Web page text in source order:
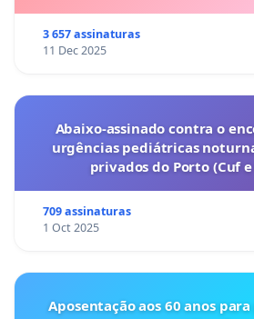
3 657 assinaturas
11 Dec 2025
Abaixo-assinado contra o
urgências pediátricas
privados do Porto (Cuf
709 assinaturas
1 Oct 2025
Aposentação aos 60 anos